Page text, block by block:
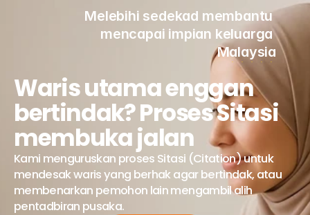
Melebihi sedekad membantu
mencapai impian keluarga
Malaysia
Waris utama enggan
bertindak? Proses Sitasi
membuka jalan
Kami menguruskan proses Sitasi (Citation) untuk
mendesak waris yang berhak agar bertindak, atau
membenarkan pemohon lain mengambil alih
pentadbiran pusaka.